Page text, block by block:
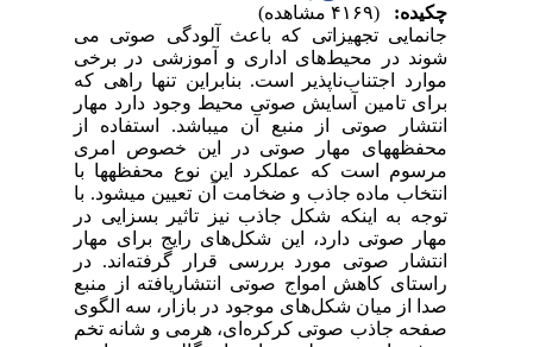
چکیده:
جانمایی تجهیزاتی که باعث آلودگی صوتی می
شوند در محیطهای اداری و آموزشی در برخی
موارد اجتناب‌ناپذیر است. بنابراین تنها راهی که
برای تامین آسایش صوتی محیط وجود دارد مهار
انتشار صوتی از منبع آن می­باشد. استفاده از
محفظه­های مهار صوتی در این خصوص امری
مرسوم است که عملکرد این نوع محفظه­ها با
انتخاب ماده جاذب و ضخامت آن تعیین می­شود. با
توجه به اینکه شکل جاذب نیز تاثیر بسزایی در
مهار صوتی دارد، این شکل‌های رایج برای مهار
انتشار صوتی مورد بررسی قرار گرفته‌اند. در
راستای کاهش امواج صوتی انتشاریافته از منبع
صدا از میان شکل‌های موجود در بازار، سه الگوی
صفحه ﺟﺎذب ﺻﻮتی کرکره‌ای، هرمی و شانه تخم